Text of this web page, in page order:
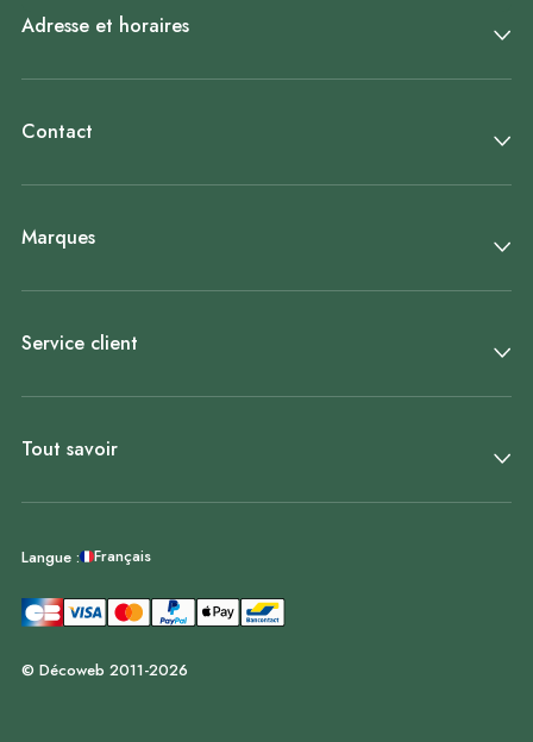
Adresse et horaires
Contact
Marques
Service client
Tout savoir
Langue : Français
© Décoweb 2011-2026